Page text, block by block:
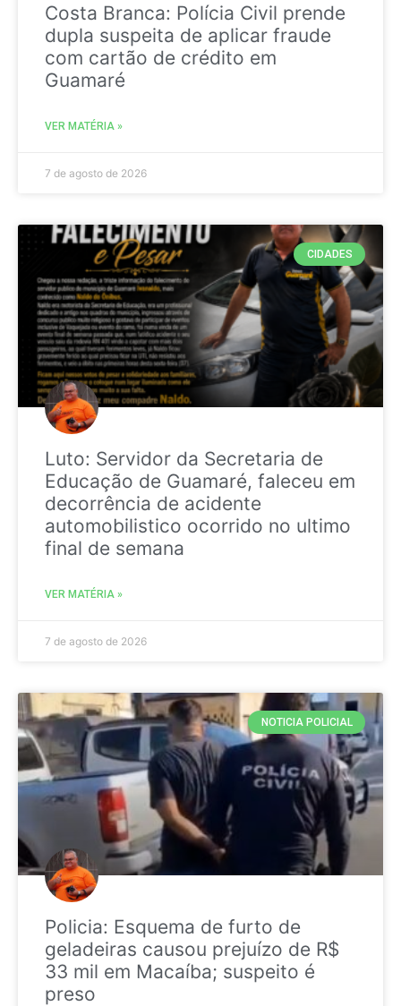
Costa Branca: Polícia Civil prende
dupla suspeita de aplicar fraude
com cartão de crédito em
Guamaré
VER MATÉRIA »
7 de agosto de 2026
CIDADES
Luto: Servidor da Secretaria de
Educação de Guamaré, faleceu em
decorrência de acidente
automobilistico ocorrido no ultimo
final de semana
VER MATÉRIA »
7 de agosto de 2026
NOTICIA POLICIAL
Policia: Esquema de furto de
geladeiras causou prejuízo de R$
33 mil em Macaíba; suspeito é
preso